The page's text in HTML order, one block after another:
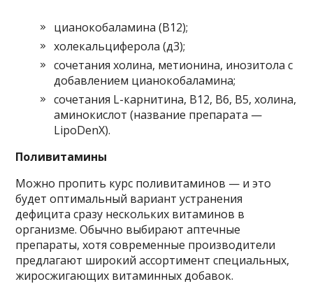
цианокобаламина (В12);
холекальциферола (д3);
сочетания холина, метионина, инозитола с
добавлением цианокобаламина;
сочетания L-карнитина, В12, В6, В5, холина,
аминокислот (название препарата —
LipoDenX).
Поливитамины
Можно пропить курс поливитаминов — и это
будет оптимальный вариант устранения
дефицита сразу нескольких витаминов в
организме. Обычно выбирают аптечные
препараты, хотя современные производители
предлагают широкий ассортимент специальных,
жиросжигающих витаминных добавок.